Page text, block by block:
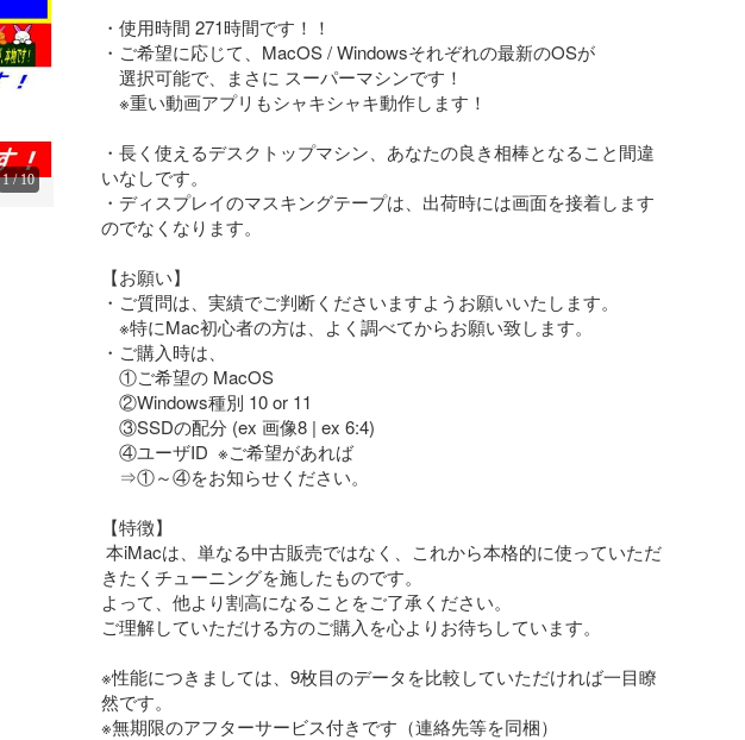
1/10
・使用時間 271時間です！！
・ご希望に応じて、MacOS / Windowsそれぞれの最新のOSが
選択可能で、まさに スーパーマシンです！
※重い動画アプリもシャキシャキ動作します！
・長く使えるデスクトップマシン、あなたの良き相棒となること間違
いなしです。
・ディスプレイのマスキングテープは、出荷時には画面を接着します
のでなくなります。
【お願い】
・ご質問は、実績でご判断くださいますようお願いいたします。
※特にMac初心者の方は、よく調べてからお願い致します。
・ご購入時は、
①ご希望の MacOS
②Windows種別 10 or 11
③SSDの配分 (ex 画像8 | ex 6:4)
④ユーザID  ※ご希望があれば
⇒①～④をお知らせください。
【特徴】
きたくチューニングを施したものです。
よって、他より割高になることをご了承ください。
ご理解していただける方のご購入を心よりお待ちしています。
※性能につきましては、9枚目のデータを比較していただければ一目瞭
然です。
※無期限のアフターサービス付きです（連絡先等を同梱）